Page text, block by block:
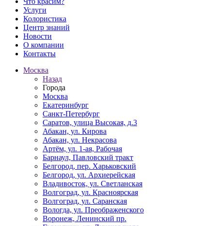
Услуги
Колористика
Центр знаний
Новости
О компании
Контакты
Москва
Назад
Города
Москва
Екатеринбург
Санкт-Петербург
Саратов, улица Высокая, д.3
Абакан, ул. Кирова
Абакан, ул. Некрасова
Артём, ул. 1-ая, Рабочая
Барнаул, Павловский тракт
Белгород, пер. Харьковский
Белгород, ул. Архиерейская
Владивосток, ул. Светланская
Волгоград, ул. Красноярская
Волгоград, ул. Саранская
Вологда, ул. Преображенского
Воронеж, Ленинский пр.